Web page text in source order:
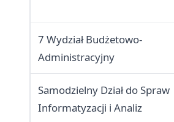
7 Wydział Budżetowo-
Administracyjny
Samodzielny Dział do Spraw
Informatyzacji i Analiz